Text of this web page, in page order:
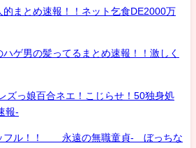
的まとめ速報！！ネット乞食DE2000万
ゲ男の髪ってるまとめ速報！！激しく
ズっ娘百合ネエ！こじらせ！50独身処
報-
フル！！ 永遠の無職童貞- ぼっちな